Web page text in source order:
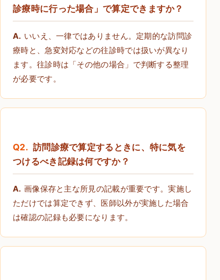
診療時に行った場合」で算定できますか？
A. いいえ、一律ではありません。定期的な訪問診
療時と、急変対応などの往診時では扱いが異なり
ます。往診時は「その他の場合」で判断する整理
が必要です。
Q2. 訪問診療で算定するときに、特に気を
つけるべき記録は何ですか？
A. 画像保存と主な所見の記載が重要です。実施し
ただけでは算定できず、医師以外が実施した場合
は確認の記録も必要になります。